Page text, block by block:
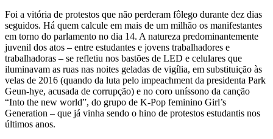
Foi a vitória de protestos que não perderam fôlego durante dez dias
seguidos. Há quem calcule em mais de um milhão os manifestantes
em torno do parlamento no dia 14. A natureza predominantemente
juvenil dos atos – entre estudantes e jovens trabalhadores e
trabalhadoras – se refletiu nos bastões de LED e celulares que
iluminavam as ruas nas noites geladas de vigília, em substituição às
velas de 2016 (quando da luta pelo impeachment da presidenta Park
Geun-hye, acusada de corrupção) e no coro uníssono da canção
“Into the new world”, do grupo de K-Pop feminino Girl’s
Generation – que já vinha sendo o hino de protestos estudantis nos
últimos anos.